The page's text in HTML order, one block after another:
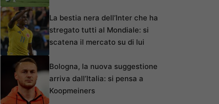
La bestia nera dell’Inter che ha
stregato tutti al Mondiale: si
scatena il mercato su di lui
Bologna, la nuova suggestione
arriva dall’Italia: si pensa a
Koopmeiners